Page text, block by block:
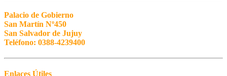
Palacio de Gobierno
San Martín Nº450
San Salvador de Jujuy
Teléfono: 0388-4239400
Enlaces Útiles